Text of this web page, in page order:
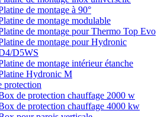
de montage à 90°
de montage modulable
de montage pour Thermo Top Evo
de montage pour Hydronic
D5WS
de montage intérieur étanche
Hydronic M
protection
de protection chauffage 2000 w
de protection chauffage 4000 kw